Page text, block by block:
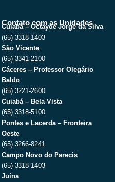
Contato com as Unidades
Cuiabá – Octayde Jorge da Silva
(65) 3318-1403
São Vicente
(65) 3341-2100
Cáceres – Professor Olegário
Baldo
(65) 3221-2600
Cuiabá – Bela Vista
(65) 3318-5100
Pontes e Lacerda – Fronteira
Oeste
(65) 3266-8241
Campo Novo do Parecis
(65) 3318-1403
Juína